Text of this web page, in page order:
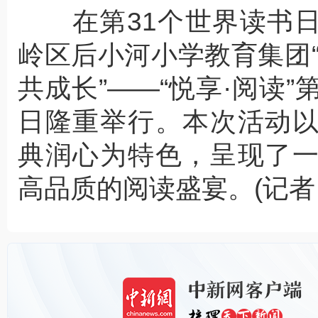
在第31个世界读书日
岭区后小河小学教育集
共成长”——“悦享·阅读”
日隆重举行。本次活动
典润心为特色，呈现了
高品质的阅读盛宴。(记